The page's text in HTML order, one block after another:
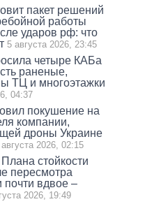
пакет решений
работы
ударов рф: что
5 августа 2026, 23:45
четыре КАБа
раненые,
ТЦ и многоэтажки
04:37
покушение на
компании,
дроны Украине
2026, 02:15
стойкости
пересмотра
вдвое –
2026, 19:49